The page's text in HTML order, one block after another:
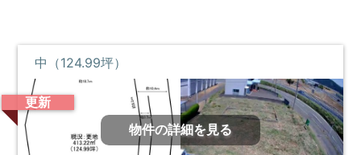
中（124.99坪）
更新
物件の詳細を見る